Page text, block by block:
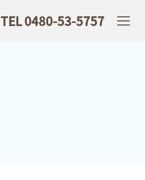
TEL 0480-53-5757